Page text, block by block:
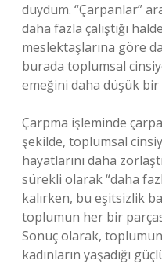
duydum. “Çarpanlar”
daha fazla çalıştığı
meslektaşlarına göre
burada toplumsal
emeğini daha düşük
Çarpma işleminde
şekilde, toplumsal
hayatlarını daha
sürekli olarak “daha
kalırken, bu eşitsizlik
toplumun her bir
Sonuç olarak,
kadınların yaşadığı